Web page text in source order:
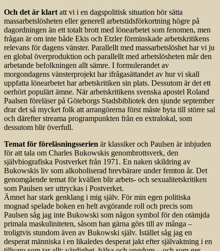
Och det är klart att vi i en dagspolitisk situation bör sätta
massarbetslösheten eller generell arbetstidsförkortning högre på
dagordningen än ett totalt brott med lönearbetet som fenomen, men
frågan är om inte både Ekis och Etzler förminskade arbetskritikens
relevans för dagens vänster. Parallellt med massarbetslöshet har vi ju
en global överproduktion och parallellt med arbetslösheten mår den
arbetande befolkningen allt sämre. I formulerandet av
morgondagens vänsterprojekt har ifrågasättandet av hur vi skall
uppfatta lönearbetet har arbetskritiken sin plats. Dessutom är det ett
oerhört populärt ämne. När arbetskritikens svenska apostel Roland
Paalsen föreläser på Göteborgs Stadsbibliotek den sjunde september
drar det så mycket folk att arrangörerna först måste byta till större sal
och därefter streama programpunkten från en extralokal, som
dessutom blir överfull.
Temat för föreläsningsserien är klassiker och Paulsen är inbjuden
för att tala om Charles Bukowskis genombrottsverk, den
självbiografiska Postverket från 1971. En naken skildring av
Bukowskis liv som alkoholiserad brevbärare under femton år. Det
genomgående temat för kvällen blir arbets- och sexualitet­skritiken
som Paulsen ser uttryckas i Postverket.
Ämnet har stark genklang i mig själv. För min egen politiska
mognad spelade boken en helt avgörande roll och precis som
Paulsen såg jag inte Bukowski som någon symbol för den otämjda
primala maskuliniteten, såsom han gärna görs till av många –
troligtvis stundom även av Bukowski själv. Istället såg jag en
desperat människa i en likaledes desperat jakt efter självaktning i en